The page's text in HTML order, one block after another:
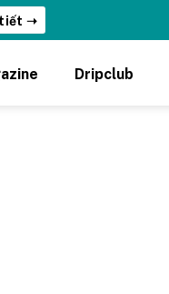
➝
Dripclub